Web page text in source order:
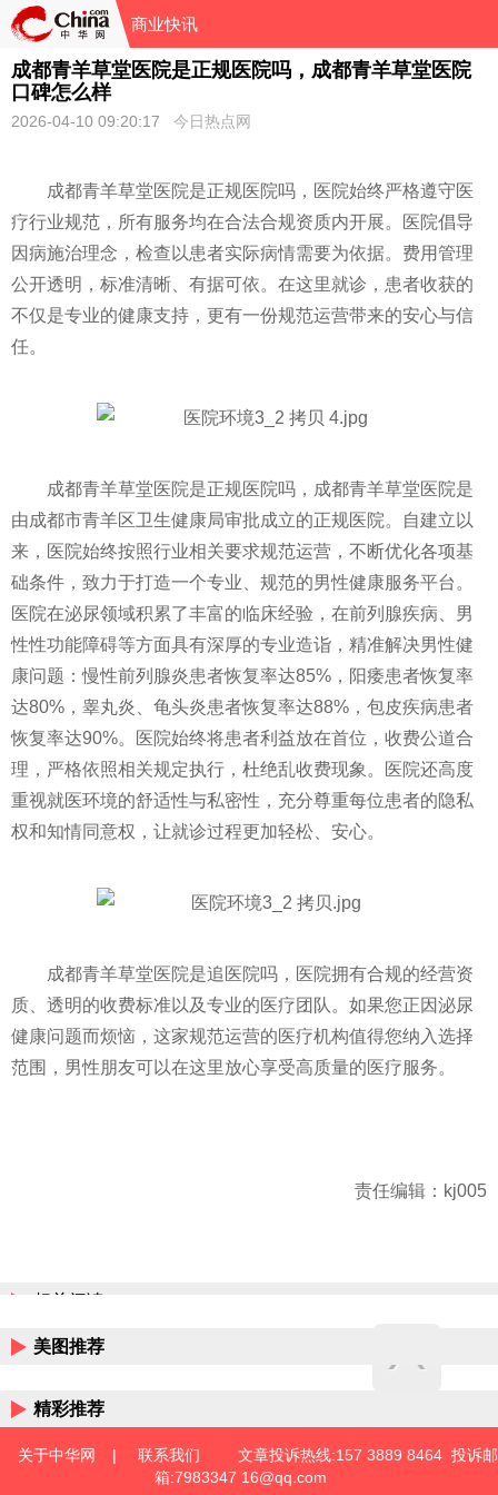
商业快讯
成都青羊草堂医院是正规医院吗，成都青羊草堂医院
口碑怎么样
2026-04-10 09:20:17 今日热点网
成都青羊草堂医院是正规医院吗，医院始终严格遵守医
疗行业规范，所有服务均在合法合规资质内开展。医院倡导
因病施治理念，检查以患者实际病情需要为依据。费用管理
公开透明，标准清晰、有据可依。在这里就诊，患者收获的
不仅是专业的健康支持，更有一份规范运营带来的安心与信
任。
成都青羊草堂医院是正规医院吗，成都青羊草堂医院是
由成都市青羊区卫生健康局审批成立的正规医院。自建立以
来，医院始终按照行业相关要求规范运营，不断优化各项基
础条件，致力于打造一个专业、规范的男性健康服务平台。
医院在泌尿领域积累了丰富的临床经验，在前列腺疾病、男
性性功能障碍等方面具有深厚的专业造诣，精准解决男性健
康问题：慢性前列腺炎患者恢复率达85%，阳痿患者恢复率
达80%，睾丸炎、龟头炎患者恢复率达88%，包皮疾病患者
恢复率达90%。医院始终将患者利益放在首位，收费公道合
理，严格依照相关规定执行，杜绝乱收费现象。医院还高度
重视就医环境的舒适性与私密性，充分尊重每位患者的隐私
权和知情同意权，让就诊过程更加轻松、安心。
成都青羊草堂医院是追医院吗，医院拥有合规的经营资
质、透明的收费标准以及专业的医疗团队。如果您正因泌尿
健康问题而烦恼，这家规范运营的医疗机构值得您纳入选择
范围，男性朋友可以在这里放心享受高质量的医疗服务。
责任编辑：kj005
相关阅读
美图推荐
精彩推荐
关于中华网 | 联系我们
文章投诉热线:157 3889 8464 投诉邮
箱:7983347 16@qq.com